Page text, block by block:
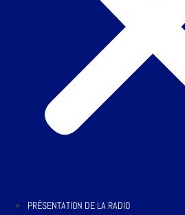
PRÉSENTATION DE LA RADIO